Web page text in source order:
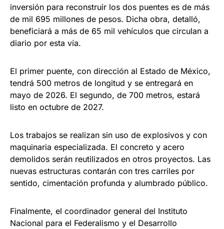
inversión para reconstruir los dos puentes es de más
de mil 695 millones de pesos. Dicha obra, detalló,
beneficiará a más de 65 mil vehículos que circulan a
diario por esta vía.
El primer puente, con dirección al Estado de México,
tendrá 500 metros de longitud y se entregará en
mayo de 2026. El segundo, de 700 metros, estará
listo en octubre de 2027.
Los trabajos se realizan sin uso de explosivos y con
maquinaria especializada. El concreto y acero
demolidos serán reutilizados en otros proyectos. Las
nuevas estructuras contarán con tres carriles por
sentido, cimentación profunda y alumbrado público.
Finalmente, el coordinador general del Instituto
Nacional para el Federalismo y el Desarrollo